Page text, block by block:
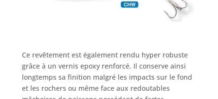
Ce revêtement est également rendu hyper robuste
grâce à un vernis epoxy renforcé. Il conserve ainsi
longtemps sa finition malgré les impacts sur le fond
et les rochers ou même face aux redoutables